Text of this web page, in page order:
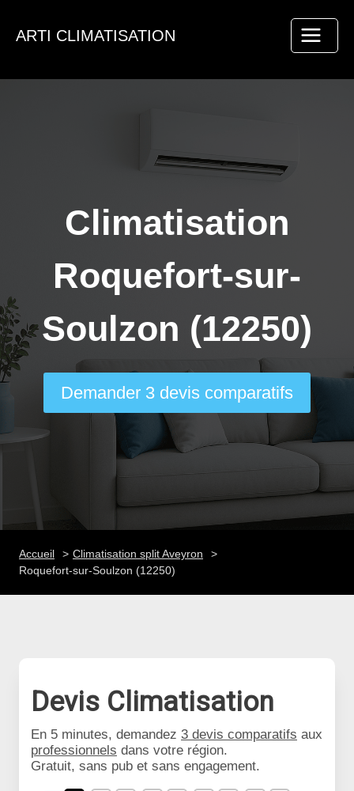
ARTI CLIMATISATION
Climatisation
Roquefort-sur-
Soulzon (12250)
Demander 3 devis comparatifs
Accueil
Climatisation split Aveyron
Roquefort-sur-Soulzon (12250)
Devis Climatisation
En 5 minutes, demandez 3 devis comparatifs aux
professionnels dans votre région.
Gratuit, sans pub et sans engagement.